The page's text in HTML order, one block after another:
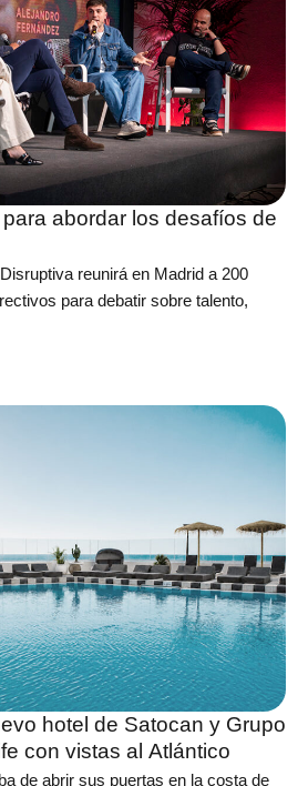
abordar los desafíos de
reunirá en Madrid a 200
para debatir sobre talento,
hotel de Satocan y Grupo
Fuertes en Tenerife con vistas al Atlántico
de abrir sus puertas en la costa de